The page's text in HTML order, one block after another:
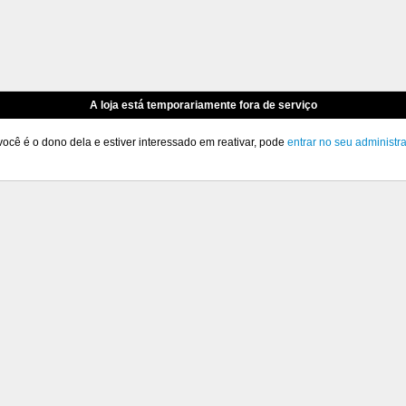
A loja está temporariamente fora de serviço
é o dono dela e estiver interessado em reativar, pode entrar no seu